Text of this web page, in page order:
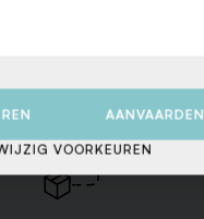
AANVAARDEN
VOORKEUREN